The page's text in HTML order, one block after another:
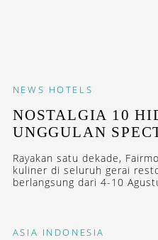
NEWS HOTELS
NOSTALGIA 10
UNGGULAN
Rayakan satu dekade,
kuliner di seluruh gerai
berlangsung dari 4-10
ASIA INDONESIA